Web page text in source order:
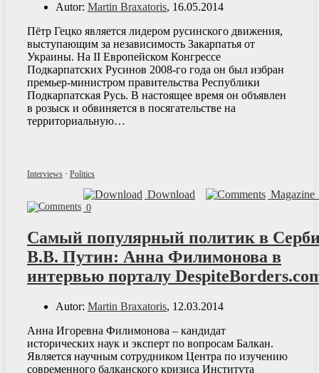
Autor: Martin Braxatoris, 16.05.2014
Пётр Гецко является лидером русинского движения,
выступающим за независимость Закарпатья от
Украины. На II Европейском Конгрессе
Подкарпатских Русинов 2008-го года он был избран
премьер-министром правительства Республики
Подкарпатская Русь. В настоящее время он объявлен
в розыск и обвиняется в посягательстве на
территориальную…
Interviews · Politics
Magazine
Download
0
Самый популярный политик в
В.В. Путин: Анна Филимонова в
интервью порталу
Autor: Martin Braxatoris, 12.03.2014
Анна Игоревна Филимонова – кандидат
исторических наук и эксперт по вопросам Балкан.
Является научным сотрудником Центра по изучению
современного балканского кризиса Института